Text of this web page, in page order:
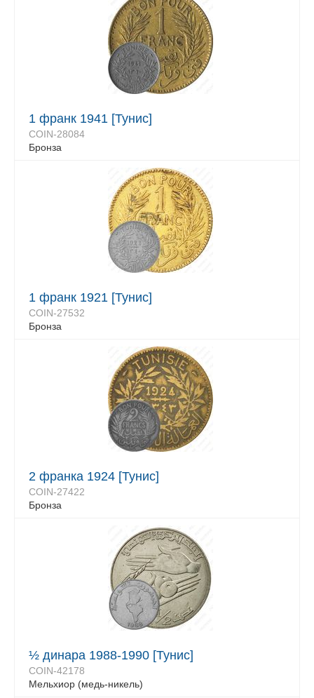
1 франк 1941 [Тунис]
COIN-28084
Бронза
1 франк 1921 [Тунис]
COIN-27532
Бронза
2 франка 1924 [Тунис]
COIN-27422
Бронза
½ динара 1988-1990 [Тунис]
COIN-42178
Мельхиор (медь-никель)